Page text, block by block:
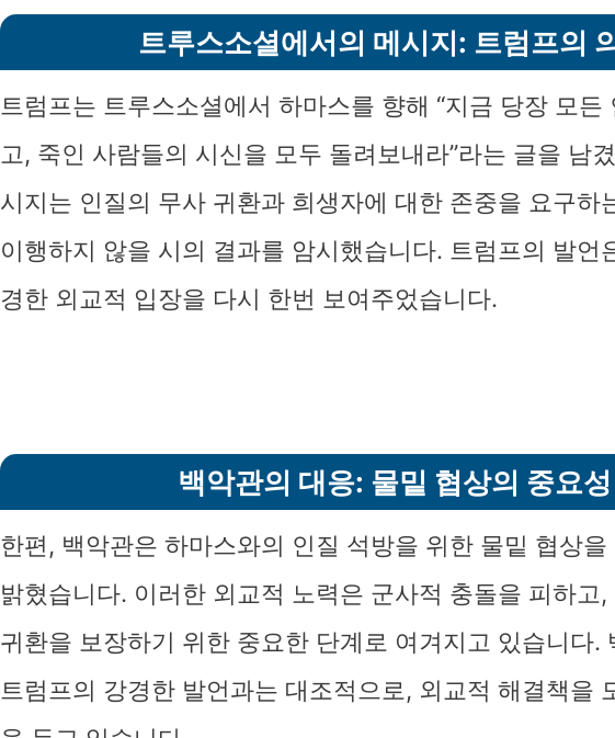
트루스소셜에서의 메시지: 트럼프의
트럼프는 트루스소셜에서 하마스를 향해 “지금 당장 모든
고, 죽인 사람들의 시신을 모두 돌려보내라”라는 글을 남
시지는 인질의 무사 귀환과 희생자에 대한 존중을 요구하
이행하지 않을 시의 결과를 암시했습니다. 트럼프의 발언
경한 외교적 입장을 다시 한번 보여주었습니다.
백악관의 대응: 물밑 협상의 중요성
한편, 백악관은 하마스와의 인질 석방을 위한 물밑 협상
밝혔습니다. 이러한 외교적 노력은 군사적 충돌을 피하고
귀환을 보장하기 위한 중요한 단계로 여겨지고 있습니다.
트럼프의 강경한 발언과는 대조적으로, 외교적 해결책을